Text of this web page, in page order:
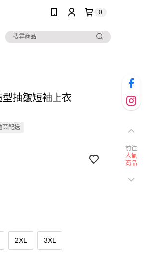
0
抽皺短袖上衣
區配送
2XL 3XL
前往
人氣
商品